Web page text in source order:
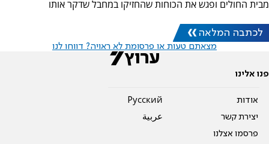
מבית החולים ופגש את הכוחות שהחזיקו במחבל שדקר אותו
לכתבה המלאה
מצאתם טעות או פרסומת לא ראויה? דווחו לנו
פנו אלינו
אודות
יצירת קשר
פרסמו אצלנו
Pусский
عربية